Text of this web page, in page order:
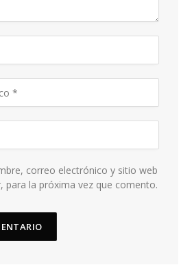
correo electrónico y sitio web
para la próxima vez que comento.